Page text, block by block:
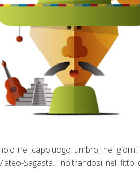
nel capoluogo umbro; nei
Sagasta. Inoltrandosi nel